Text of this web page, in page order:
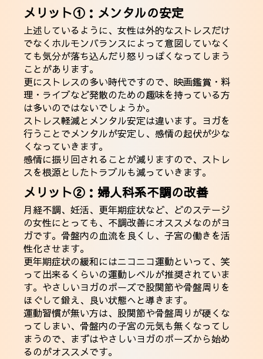
メリット①：メンタルの安定
上述しているように、女性は外的なストレスだけ
でなくホルモンバランスによって意図していなく
ても気分が落ち込んだり怒りっぽくなってしまう
ことがあります。
更にストレスの多い時代ですので、映画鑑賞・料
理・ライブなど発散のための趣味を持っている方
は多いのではないでしょうか。
ストレス軽減とメンタル安定は違います。ヨガを
行うことでメンタルが安定し、感情の起伏が少な
くなっていきます。
感情に振り回されることが減りますので、ストレ
スを根源としたトラブルも減っていきます。
メリット②：婦人科系不調の改善
月経不調、妊活、更年期症状など、どのステージ
の女性にとっても、不調改善にオススメなのがヨ
ガです。骨盤内の血流を良くし、子宮の働きを活
性化させます。
更年期症状の緩和にはニコニコ運動といって、笑
って出来るくらいの運動レベルが推奨されていま
す。やさしいヨガのポーズで股関節や骨盤周りを
ほぐして鍛え、良い状態へと導きます。
運動習慣が無い方は、股関節や骨盤周りが硬くな
ってしまい、骨盤内の子宮の元気も無くなってし
まうので、まずはやさしいヨガのポーズから始め
るのがオススメです。